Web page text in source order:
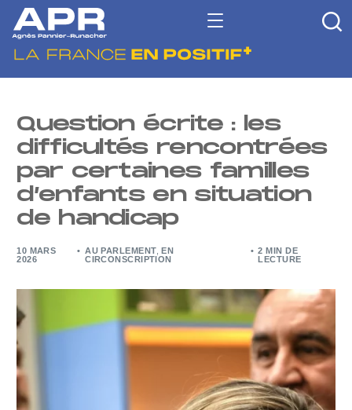
Question écrite : les
difficultés rencontrées
par certaines familles
d’enfants en situation
de handicap
10 MARS
2026
AU PARLEMENT ,EN
CIRCONSCRIPTION
2 MIN DE
LECTURE